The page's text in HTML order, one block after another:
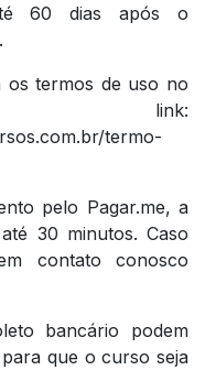
60 dias após o
os termos de uso no
link:
termo-
pelo Pagar.me, a
30 minutos. Caso
contato conosco
bancário podem
que o curso seja